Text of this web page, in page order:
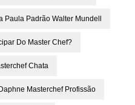
Paula Padrão Walter Mundell
Do Master Chef?
Chata
Daphne Masterchef Profissão